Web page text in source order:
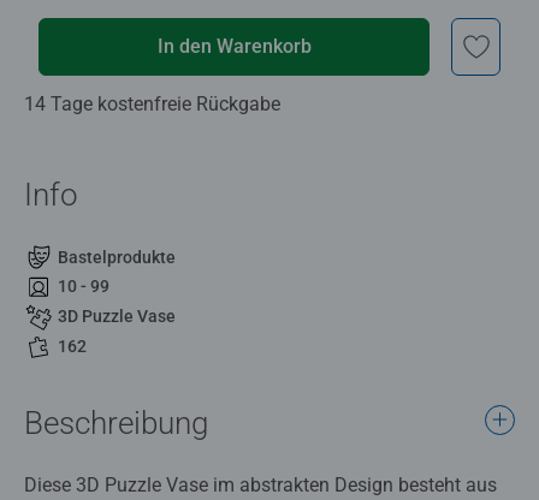
In den Warenkorb
14 Tage kostenfreie Rückgabe
Info
Bastelprodukte
10 - 99
3D Puzzle Vase
162
Beschreibung
Diese 3D Puzzle Vase im abstrakten Design besteht aus